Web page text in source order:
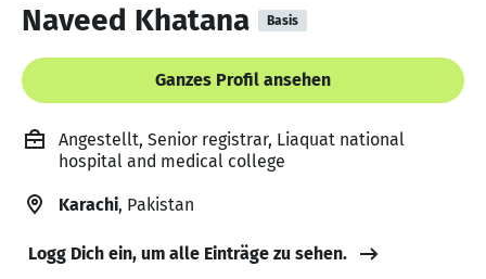
Naveed Khatana Basis
Ganzes Profil ansehen
Angestellt, Senior registrar, Liaquat national
hospital and medical college
Karachi, Pakistan
Logg Dich ein, um alle Einträge zu sehen.